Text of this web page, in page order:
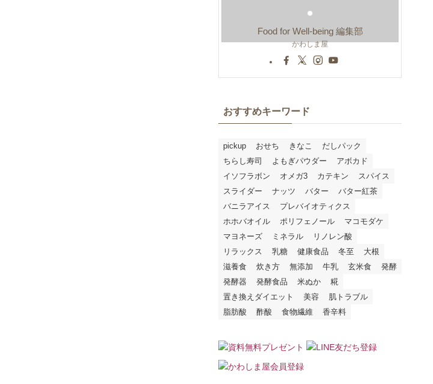
Food for Well-being 編集部
かわしま屋
おすすめキーワード
pickup おせち きなこ
だしパック
ちらし寿司
よもぎパウダー
アボカド
イソフラボン
オメガ3 カテキン
スパイス
スライダー
ナッツ バター
バター紅茶
バニラアイス
プレバイオティクス
ホホバオイル
ポリフェノール
マコモダケ
マヨネーズ
ミネラル
リノレン酸
リラックス
乳糖 健康食品 冬至
大根
滋養食
炊き方 無添加 牛乳 玄米食
発酵
発酵器
発酵食品 米ぬか
糀
置き換えダイエット
美容
肌トラブル
脂肪酸
酢酸 食物繊維 香辛料